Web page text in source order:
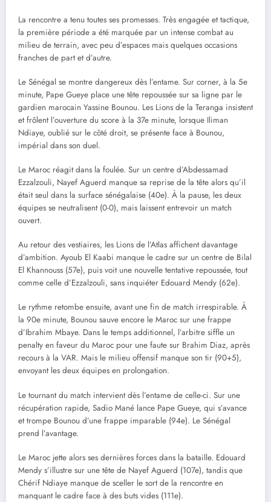
La rencontre a tenu toutes ses promesses. Très engagée et tactique,
la première période a été marquée par un intense combat au
milieu de terrain, avec peu d’espaces mais quelques occasions
franches de part et d’autre.
Le Sénégal se montre dangereux dès l’entame. Sur corner, à la 5e
minute, Pape Gueye place une tête repoussée sur sa ligne par le
gardien marocain Yassine Bounou. Les Lions de la Teranga insistent
et frôlent l’ouverture du score à la 37e minute, lorsque Iliman
Ndiaye, oublié sur le côté droit, se présente face à Bounou,
impérial dans son duel.
Le Maroc réagit dans la foulée. Sur un centre d’Abdessamad
Ezzalzouli, Nayef Aguerd manque sa reprise de la tête alors qu’il
était seul dans la surface sénégalaise (40e). À la pause, les deux
équipes se neutralisent (0-0), mais laissent entrevoir un match
ouvert.
Au retour des vestiaires, les Lions de l’Atlas affichent davantage
d’ambition. Ayoub El Kaabi manque le cadre sur un centre de Bilal
El Khannouss (57e), puis voit une nouvelle tentative repoussée, tout
comme celle d’Ezzalzouli, sans inquiéter Edouard Mendy (62e).
Le rythme retombe ensuite, avant une fin de match irrespirable. À
la 90e minute, Bounou sauve encore le Maroc sur une frappe
d’Ibrahim Mbaye. Dans le temps additionnel, l’arbitre siffle un
penalty en faveur du Maroc pour une faute sur Brahim Diaz, après
recours à la VAR. Mais le milieu offensif manque son tir (90+5),
envoyant les deux équipes en prolongation.
Le tournant du match intervient dès l’entame de celle-ci. Sur une
récupération rapide, Sadio Mané lance Pape Gueye, qui s’avance
et trompe Bounou d’une frappe imparable (94e). Le Sénégal
prend l’avantage.
Le Maroc jette alors ses dernières forces dans la bataille. Edouard
Mendy s’illustre sur une tête de Nayef Aguerd (107e), tandis que
Chérif Ndiaye manque de sceller le sort de la rencontre en
manquant le cadre face à des buts vides (111e).